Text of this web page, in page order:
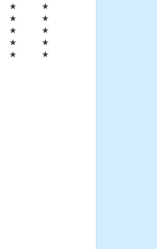
★
★
★
★
★
★
★
★
★
★